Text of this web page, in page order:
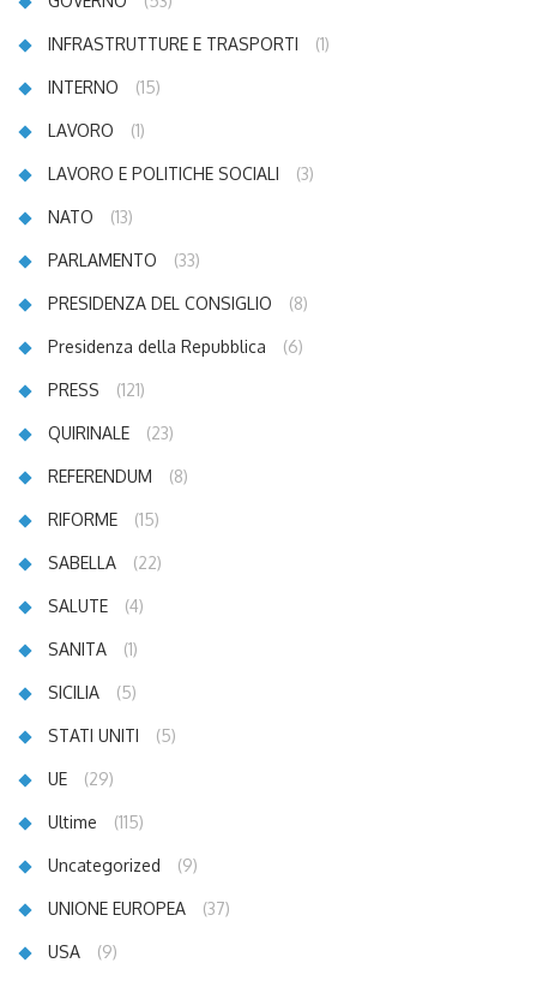
INFRASTRUTTURE E TRASPORTI (1)
INTERNO (15)
LAVORO (1)
LAVORO E POLITICHE SOCIALI (3)
NATO (13)
PARLAMENTO (33)
PRESIDENZA DEL CONSIGLIO (8)
Presidenza della Repubblica (6)
PRESS (121)
QUIRINALE (23)
REFERENDUM (8)
RIFORME (15)
SABELLA (22)
SALUTE (4)
SANITA (1)
SICILIA (5)
STATI UNITI (5)
UE (29)
Ultime (115)
Uncategorized (9)
UNIONE EUROPEA (37)
USA (9)